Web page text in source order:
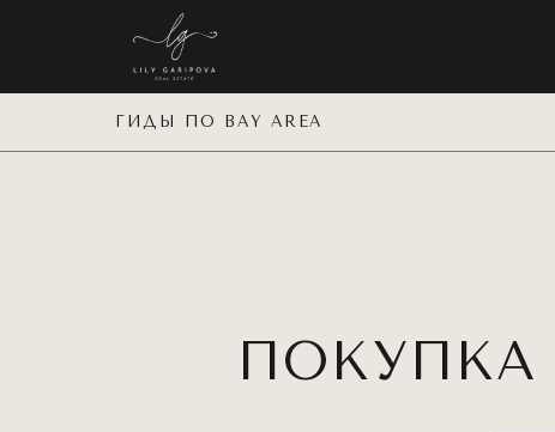
ГИДЫ ПО BAY AREA
ПОКУПКА